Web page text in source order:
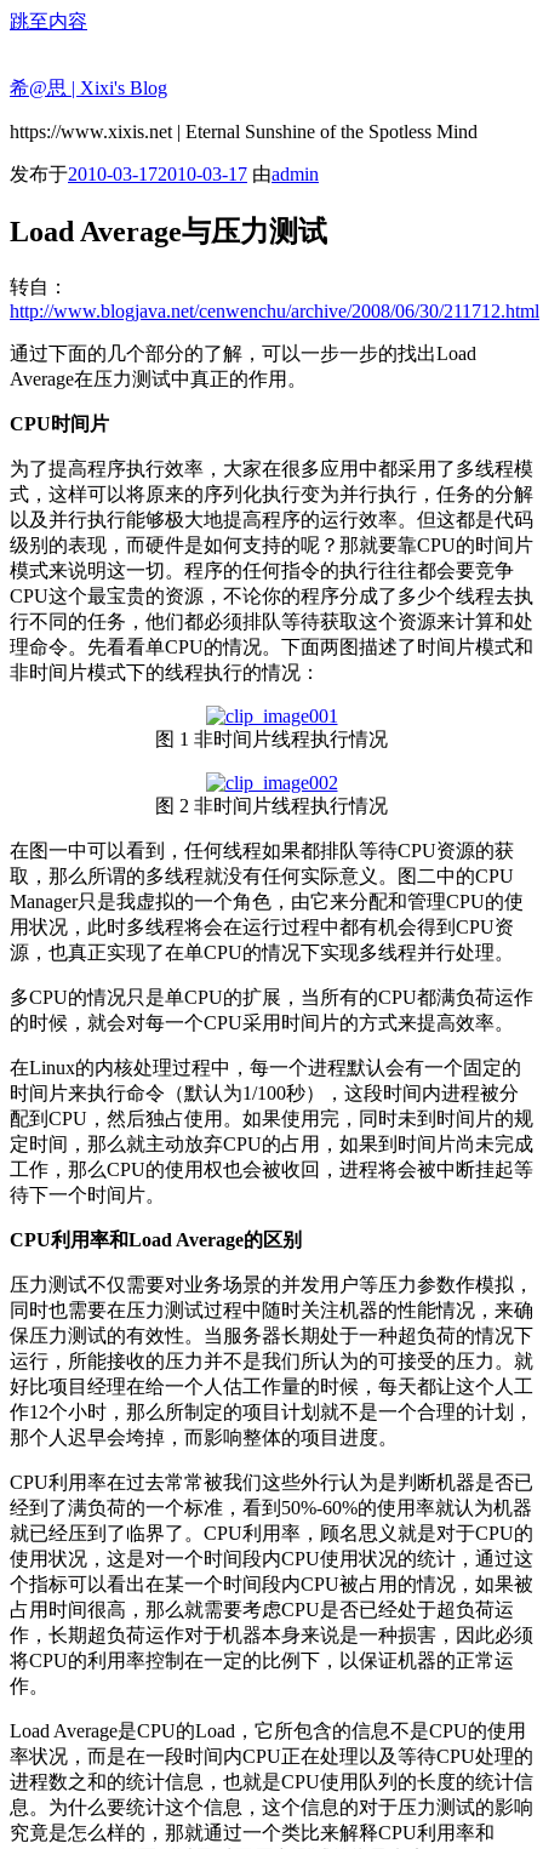
跳至内容
希@思 | Xixi's Blog
https://www.xixis.net | Eternal Sunshine of the Spotless Mind
发布于2010-03-172010-03-17 由admin
Load Average与压力测试
转自：
http://www.blogjava.net/cenwenchu/archive/2008/06/30/211712.html
通过下面的几个部分的了解，可以一步一步的找出Load
Average在压力测试中真正的作用。
CPU 时间片
为了提高程序执行效率，大家在很多应用中都采用了多线程模
式，这样可以将原来的序列化执行变为并行执行，任务的分解
以及并行执行能够极大地提高程序的运行效率。但这都是代码
级别的表现，而硬件是如何支持的呢？那就要靠CPU的时间片
模式来说明这一切。程序的任何指令的执行往往都会要竞争
CPU这个最宝贵的资源，不论你的程序分成了多少个线程去执
行不同的任务，他们都必须排队等待获取这个资源来计算和处
理命令。先看看单CPU的情况。下面两图描述了时间片模式和
非时间片模式下的线程执行的情况：
图 1 非时间片线程执行情况
图 2 非时间片线程执行情况
在图一中可以看到，任何线程如果都排队等待CPU资源的获
取，那么所谓的多线程就没有任何实际意义。图二中的CPU
Manager只是我虚拟的一个角色，由它来分配和管理CPU的使
用状况，此时多线程将会在运行过程中都有机会得到CPU资
源，也真正实现了在单CPU的情况下实现多线程并行处理。
多CPU的情况只是单CPU的扩展，当所有的CPU都满负荷运作
的时候，就会对每一个CPU采用时间片的方式来提高效率。
在Linux的内核处理过程中，每一个进程默认会有一个固定的
时间片来执行命令（默认为1/100秒），这段时间内进程被分
配到CPU，然后独占使用。如果使用完，同时未到时间片的规
定时间，那么就主动放弃CPU的占用，如果到时间片尚未完成
工作，那么CPU的使用权也会被收回，进程将会被中断挂起等
待下一个时间片。
CPU利用率和Load Average的区别
压力测试不仅需要对业务场景的并发用户等压力参数作模拟，
同时也需要在压力测试过程中随时关注机器的性能情况，来确
保压力测试的有效性。当服务器长期处于一种超负荷的情况下
运行，所能接收的压力并不是我们所认为的可接受的压力。就
好比项目经理在给一个人估工作量的时候，每天都让这个人工
作12个小时，那么所制定的项目计划就不是一个合理的计划，
那个人迟早会垮掉，而影响整体的项目进度。
CPU利用率在过去常常被我们这些外行认为是判断机器是否已
经到了满负荷的一个标准，看到50%-60%的使用率就认为机器
就已经压到了临界了。CPU利用率，顾名思义就是对于CPU的
使用状况，这是对一个时间段内CPU使用状况的统计，通过这
个指标可以看出在某一个时间段内CPU被占用的情况，如果被
占用时间很高，那么就需要考虑CPU是否已经处于超负荷运
作，长期超负荷运作对于机器本身来说是一种损害，因此必须
将CPU的利用率控制在一定的比例下，以保证机器的正常运
作。
Load Average是CPU的Load，它所包含的信息不是CPU的使用
率状况，而是在一段时间内CPU正在处理以及等待CPU处理的
进程数之和的统计信息，也就是CPU使用队列的长度的统计信
息。为什么要统计这个信息，这个信息的对于压力测试的影响
究竟是怎么样的，那就通过一个类比来解释CPU利用率和